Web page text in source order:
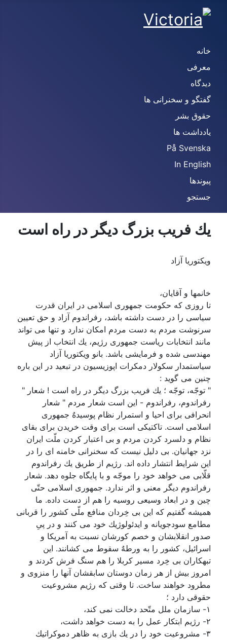
خانه
معرفی
دیدگاه
گفتگو و سخنرانی ها
حقوق بشر
یادداشت ها
På Svenska
In English
پیوندها
جستجو
يك فريب بزرگ ديگر در راه است
ویکتوریا آزاد
خانمها و آقايان،
تا روزى كه حكومت جمهورى اسلامى در ايران قدرت
سياسى را در دست داشته باشد، رفراندوم آزاد و حق تعيين
سرنوشت مردم به دست مردم امكان ندارد و تنها مى تواند
مانند انتخابات رياست جمهورى رژيم، يك انتخاب از پيش
مهندسى شده و فرمايشى باشد. بانو ويكتوريا آزاد
سياستمدار سكولار دمكرات اپوزيسيون در تبعيد در اين باره
چنين مى گويد :
" توجّه، توجّه ؛ يك فريب بزرگ ديگر در راه است ! شعار "
رفراندوم، رفراندوم - اين است شعار مردم " شعار
انحرافى براى احيا و استمرار نظام پوسيدهٌ جمهورى
اسلامى است. تاكتيكى است براى وقت خريدن براى بقاى
نظام و دلسرد كردن مردم و بى اعتبار كردن ملّت ايران
نزد جهانيان. بى دليل نيست كه سخنرانى خامنه اى را در
اين شرايط انتشار داده اند. رژيم از طريق يك رفراندوم
قلّابى مى خواهد خود را موجّه و با پايگاه جلوه دهد. شعار
رفراندوم ديگر معنى و اثر ندارد. جمهورى اسلامى حتّى
چين و در ابعاد وسيعى روسيه را هم از دست داده. ما
هميشه گفتيم كه اين بى خِردان منافع ملّى كشور را قربانى
مطامع سودجويانه و ايدئولوژيك خود مى كنند و در پىِ
صدور انقلابشان و خصم كورشان نسبت به آمريكا و
اسرائيل، كشور را به ورطهٌ سقوط مى كشانند. اين
تبهكاران بى خِرد مسير كربلا را هم سنگ فرش كردند و
امروز بيش از هر زمان دوستان سابقشان آنها را منزوى و
مطرود خواهند ساخت. تا وقتى كه رژيم مشروعيت
حقوقى دارد ؛
١- سازمان ملل متّحد دخالت نمى كند،
٢- رژيم ابتكار عمل را به دست خواهد داشت،
٣- مشروعيت خود را در يك بازى به ظاهر دموكراتيك